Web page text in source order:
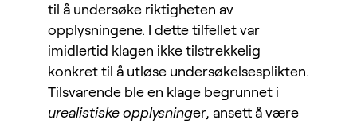
til å undersøke riktigheten av
opplysningene. I dette tilfellet var
imidlertid klagen ikke tilstrekkelig
konkret til å utløse undersøkelsesplikten.
Tilsvarende ble en klage begrunnet i
urealistiske opplysninger, ansett å være